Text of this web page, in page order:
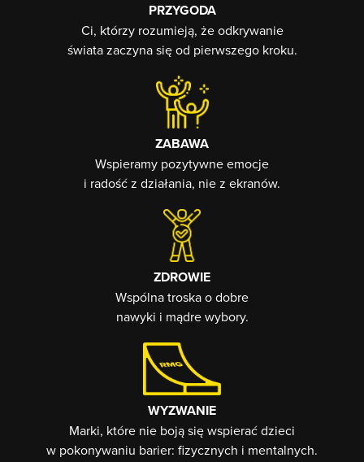
PRZYGODA
Ci, którzy rozumieją, że odkrywanie
świata zaczyna się od pierwszego kroku.
ZABAWA
Wspieramy pozytywne emocje
i radość z działania, nie z ekranów.
ZDROWIE
Wspólna troska o dobre
nawyki i mądre wybory.
WYZWANIE
Marki, które nie boją się wspierać dzieci
w pokonywaniu barier: fizycznych i mentalnych.